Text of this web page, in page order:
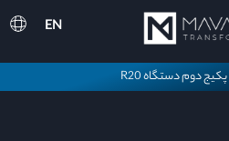
EN
پکیج دوم دستگاه R20